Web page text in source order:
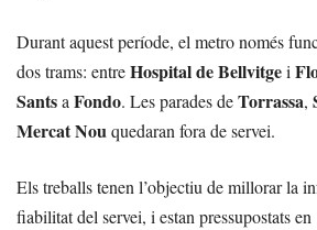
Durant aquest període, el metro només
dos trams: entreHospital de Bellvitgei
Santsa Fondo. Les parades deTorrassa,
Mercat Nouquedaran fora de servei.
Els treballs tenen l’objectiu de millorar la
fiabilitat del servei, i estan pressupostats en